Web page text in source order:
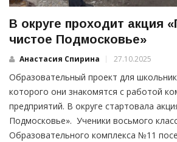
В округе проходит акция
чистое Подмосковье»
Анастасия Спирина 27.10.2025
Образовательный проект для
которого они знакомятся с работой
предприятий. В округе стартовала
Подмосковье». Ученики восьмого
Образовательного комплекса №11